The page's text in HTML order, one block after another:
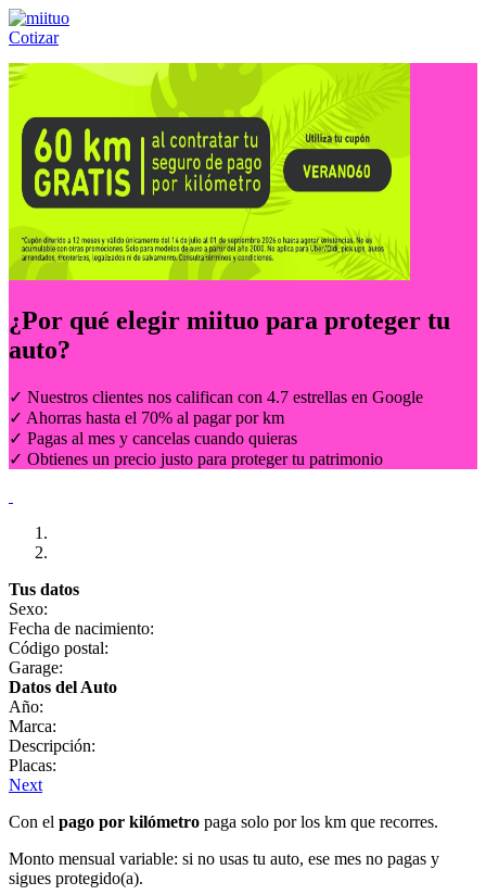
Cotizar
Llámanos al:(55) 84-21-05-00 ó
¿Por qué elegir miituo para proteger tu
auto?
✓ Nuestros clientes nos califican con 4.7 estrellas en Google
✓ Ahorras hasta el 70% al pagar por km
✓ Pagas al mes y cancelas cuando quieras
✓ Obtienes un precio justo para proteger tu patrimonio
Tus datos
Sexo:
Fecha de nacimiento:
Código postal:
Garage:
Datos del Auto
Año:
Marca:
Descripción:
Placas:
Next
Con el pago por kilómetro paga solo por los km que recorres.
Monto mensual variable: si no usas tu auto, ese mes no pagas y
sigues protegido(a).